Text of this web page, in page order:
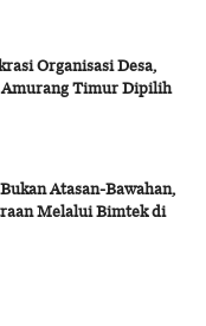
Organisasi Desa,
Timur Dipilih
Atasan-Bawahan,
Melalui Bimtek di